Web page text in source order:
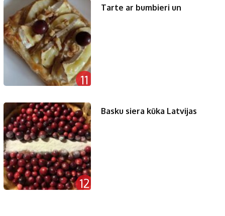
11
Tarte ar bumbieri un
12
Basku siera kūka Latvijas